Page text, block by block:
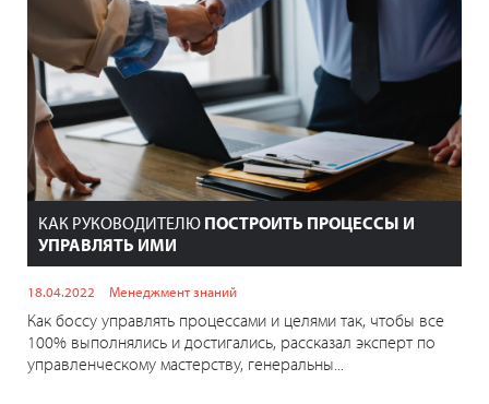
КАК РУКОВОДИТЕЛЮ ПОСТРОИТЬ ПРОЦЕССЫ И
УПРАВЛЯТЬ ИМИ
18.04.2022 Менеджмент знаний
Как боссу управлять процессами и целями так, чтобы все
100% выполнялись и достигались, рассказал эксперт по
управленческому мастерству, генеральны...